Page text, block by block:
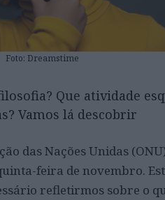
Foto: Dreamstime
Que atividade
Vamos lá descobrir
das Nações Unidas
feira de novembro.
refletirmos sobre o